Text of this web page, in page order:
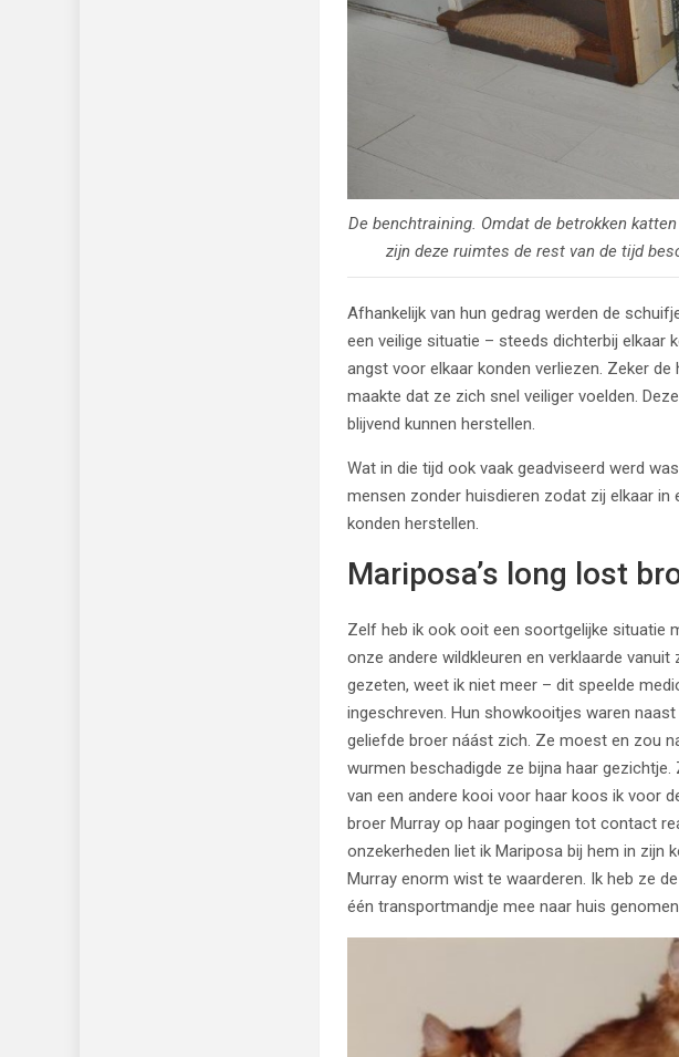
De benchtraining. Omdat de betrokken
zijn deze ruimtes de rest van de tijd
Afhankelijk van hun gedrag werden de
een veilige situatie – steeds dichterbij elkaar
angst voor elkaar konden verliezen. Zeker
maakte dat ze zich snel veiliger voelden.
blijvend kunnen herstellen.
Wat in die tijd ook vaak geadviseerd werd
mensen zonder huisdieren zodat zij elkaar in
konden herstellen.
Mariposa’s long lost
Zelf heb ik ook ooit een soortgelijke situatie
onze andere wildkleuren en verklaarde
gezeten, weet ik niet meer – dit speelde
ingeschreven. Hun showkooitjes waren
geliefde broer náást zich. Ze moest en zou
wurmen beschadigde ze bijna haar
van een andere kooi voor haar koos ik voor
broer Murray op haar pogingen tot contact
onzekerheden liet ik Mariposa bij hem in
Murray enorm wist te waarderen. Ik heb ze
één transportmandje mee naar huis